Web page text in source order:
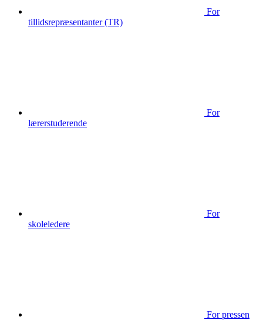
For
tillidsrepræsentanter (TR)
For
lærerstuderende
For
skoleledere
For pressen